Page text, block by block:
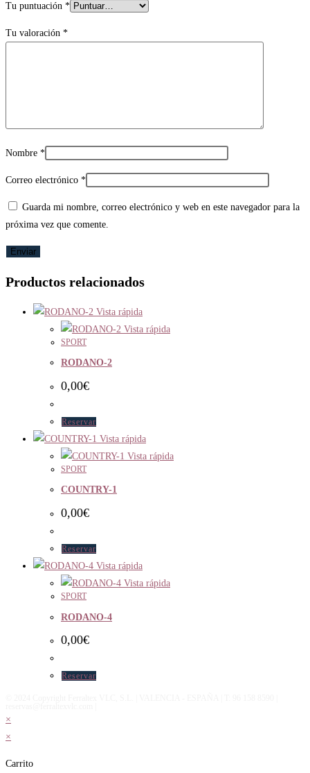
Tu puntuación *
Tu valoración *
Nombre *
Correo electrónico *
Guarda mi nombre, correo electrónico y web en este navegador para la
próxima vez que comente.
Productos relacionados
Vista rápida
Vista rápida
SPORT
RODANO-2
0,00€
Reservar
Vista rápida
Vista rápida
SPORT
COUNTRY-1
0,00€
Reservar
Vista rápida
Vista rápida
SPORT
RODANO-4
0,00€
Reservar
×
×
Carrito